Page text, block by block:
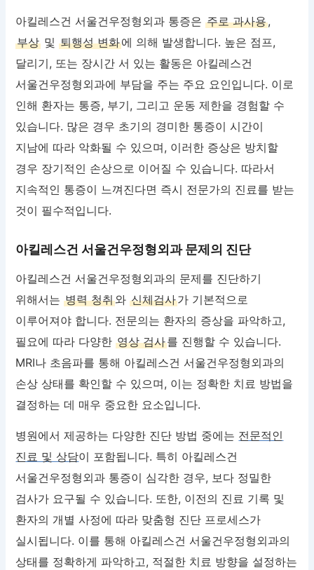
아킬레스건 서울건우정형외과 통증은주로 과사용,
부상 및퇴행성 변화에 의해 발생합니다. 높은 점프,
달리기, 또는 장시간 서 있는 활동은 아킬레스건
서울건우정형외과에 부담을 주는 주요 요인입니다. 이로
인해 환자는 통증, 부기, 그리고 운동 제한을 경험할 수
있습니다. 많은 경우 초기의 경미한 통증이 시간이
지남에 따라 악화될 수 있으며, 이러한 증상은 방치할
경우 장기적인 손상으로 이어질 수 있습니다. 따라서
지속적인 통증이 느껴진다면 즉시 전문가의 진료를 받는
것이 필수적입니다.
아킬레스건 서울건우정형외과 문제의 진단
아킬레스건 서울건우정형외과의 문제를 진단하기
위해서는병력 청취와신체검사가 기본적으로
이루어져야 합니다. 전문의는 환자의 증상을 파악하고,
필요에 따라 다양한영상 검사를 진행할 수 있습니다.
MRI나 초음파를 통해 아킬레스건 서울건우정형외과의
손상 상태를 확인할 수 있으며, 이는 정확한 치료 방법을
결정하는 데 매우 중요한 요소입니다.
병원에서 제공하는 다양한 진단 방법 중에는 전문적인
진료 및 상담이 포함됩니다. 특히 아킬레스건
서울건우정형외과 통증이 심각한 경우, 보다 정밀한
검사가 요구될 수 있습니다. 또한, 이전의 진료 기록 및
환자의 개별 사정에 따라 맞춤형 진단 프로세스가
실시됩니다. 이를 통해 아킬레스건 서울건우정형외과의
상태를 정확하게 파악하고, 적절한 치료 방향을 설정하는